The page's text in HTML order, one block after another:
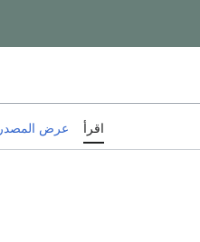
اقرأ عرض المصدر